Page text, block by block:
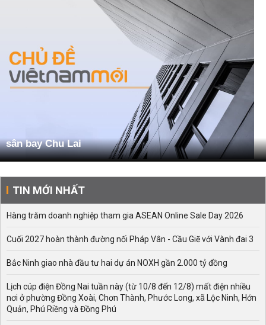
sân bay Chu Lai
TIN MỚI NHẤT
Hàng trăm doanh nghiệp tham gia ASEAN Online Sale Day 2026
Cuối 2027 hoàn thành đường nối Pháp Vân - Cầu Giẽ với Vành đai 3
Bắc Ninh giao nhà đầu tư hai dự án NOXH gần 2.000 tỷ đồng
Lịch cúp điện Đồng Nai tuần này (từ 10/8 đến 12/8) mất điện nhiều
nơi ở phường Đồng Xoài, Chơn Thành, Phước Long, xã Lộc Ninh, Hớn
Quản, Phú Riềng và Đồng Phú